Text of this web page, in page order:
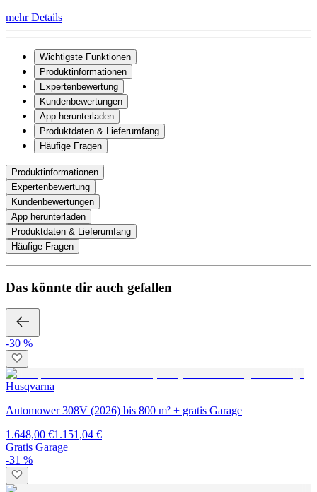
mehr Details
Wichtigste Funktionen
Produktinformationen
Expertenbewertung
Kundenbewertungen
App herunterladen
Produktdaten & Lieferumfang
Häufige Fragen
Produktinformationen
Expertenbewertung
Kundenbewertungen
App herunterladen
Produktdaten & Lieferumfang
Häufige Fragen
Das könnte dir auch gefallen
-30 %
Husqvarna
Automower 308V (2026) bis 800 m² + gratis Garage
1.648,00 €1.151,04 €
Gratis Garage
-31 %